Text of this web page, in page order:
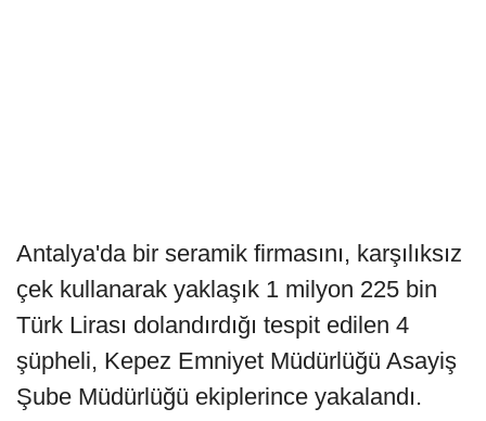
Antalya'da bir seramik firmasını, karşılıksız
çek kullanarak yaklaşık 1 milyon 225 bin
Türk Lirası dolandırdığı tespit edilen 4
şüpheli, Kepez Emniyet Müdürlüğü Asayiş
Şube Müdürlüğü ekiplerince yakalandı.